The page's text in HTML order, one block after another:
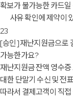
확보가 불가능한 카드
사유 확인에 제약이
23
[승인]재난지원금으로
가능한가요?
재난지원금 잔액 영수
대한 단말기 수신 및 전
따라서 결제고객이 직